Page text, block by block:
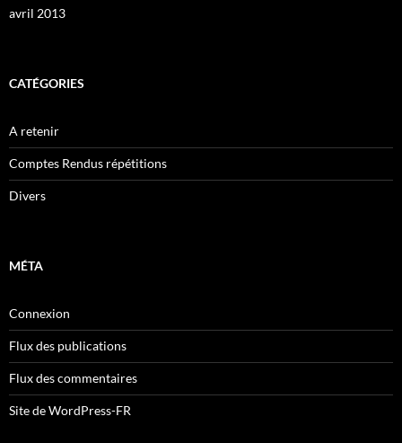
avril 2013
CATÉGORIES
A retenir
Comptes Rendus répétitions
Divers
MÉTA
Connexion
Flux des publications
Flux des commentaires
Site de WordPress-FR